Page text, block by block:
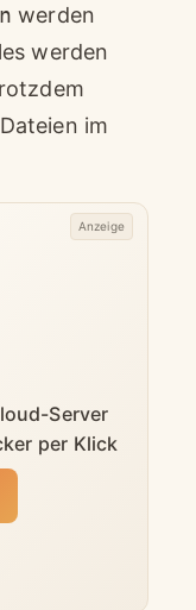
werden
werden
im
Server
per Klick
Anzeige